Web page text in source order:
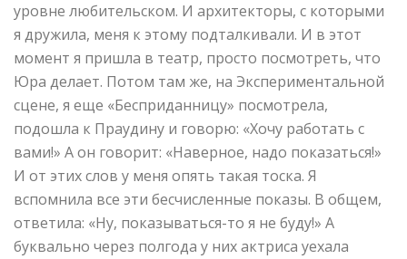
уровне любительском. И архитекторы, с которыми
я дружила, меня к этому подталкивали. И в этот
момент я пришла в театр, просто посмотреть, что
Юра делает. Потом там же, на Экспериментальной
сцене, я еще «Бесприданницу» посмотрела,
подошла к Праудину и говорю: «Хочу работать с
вами!» А он говорит: «Наверное, надо показаться!»
И от этих слов у меня опять такая тоска. Я
вспомнила все эти бесчисленные показы. В общем,
ответила: «Ну, показываться-то я не буду!» А
буквально через полгода у них актриса уехала